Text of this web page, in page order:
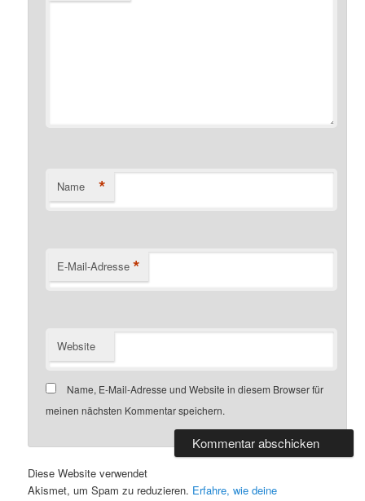
Name *
E-Mail-Adresse *
Website
Name, E-Mail-Adresse und Website in diesem Browser für
meinen nächsten Kommentar speichern.
Diese Website verwendet
Akismet, um Spam zu reduzieren. Erfahre, wie deine